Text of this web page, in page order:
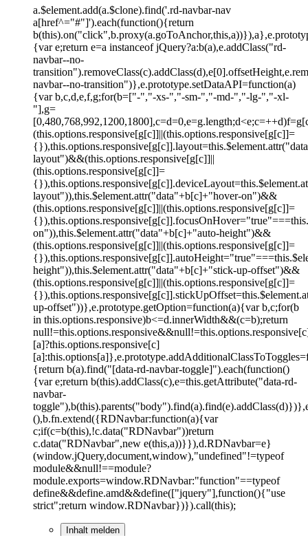
a.$element.add(a.$clone).find('.rd-navbar-nav
a[href^="#"]').each(function(){return
{var e;return e=a instanceof jQuery?a:b(a),e.addClass("rd-
navbar--no-
navbar--no-transition")},e.prototype.setDataAPI=function(a)
{var b,c,d,e,f,g;for(b=["-","-xs-","-sm-","-md-","-lg-","-xl-
"],g=
(this.options.responsive[g[c]]||(this.options.responsive[g[c]]=
layout")&&(this.options.responsive[g[c]]||
(this.options.responsive[g[c]]=
layout")),this.$element.attr("data"+b[c]+"hover-on")&&
(this.options.responsive[g[c]]||(this.options.responsive[g[c]]=
on")),this.$element.attr("data"+b[c]+"auto-height")&&
(this.options.responsive[g[c]]||(this.options.responsive[g[c]]=
height")),this.$element.attr("data"+b[c]+"stick-up-offset")&&
(this.options.responsive[g[c]]||(this.options.responsive[g[c]]=
up-offset"))},e.prototype.getOption=function(a){var b,c;for(b
in this.options.responsive)b<=d.innerWidth&&(c=b);return
[a]?this.options.responsive[c]
{return b(a).find("[data-rd-navbar-toggle]").each(function()
{var e;return b(this).addClass(c),e=this.getAttribute("data-rd-
navbar-
(),b.fn.extend({RDNavbar:function(a){var
c;if(c=b(this),!c.data("RDNavbar"))return
c.data("RDNavbar",new e(this,a))}}),d.RDNavbar=e}
(window.jQuery,document,window),"undefined"!=typeof
module&&null!==module?
module.exports=window.RDNavbar:"function"==typeof
define&&define.amd&&define(["jquery"],function(){"use
strict";return window.RDNavbar})}).call(this);
Inhalt melden